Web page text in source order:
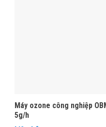
Máy ozone công nghiệp
5g/h